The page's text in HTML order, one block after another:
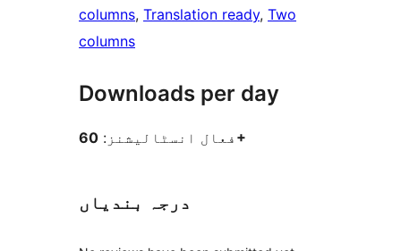
columns, Translation ready, Two
columns
Downloads per day
فعال انسٹالیشنز: 60+
درجہ بندیاں